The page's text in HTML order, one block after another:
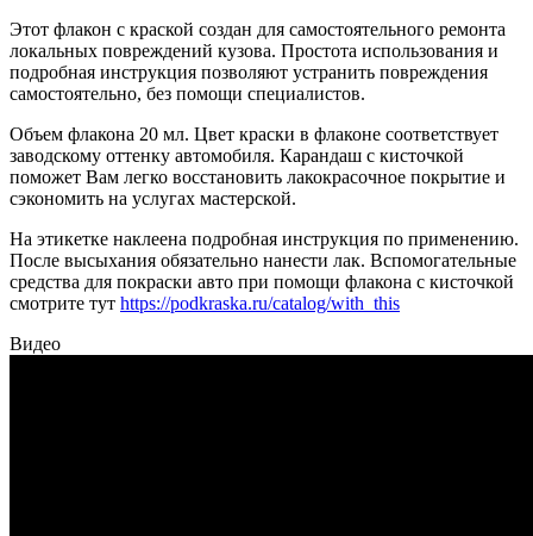
Этот флакон с краской создан для самостоятельного ремонта
локальных повреждений кузова. Простота использования и
подробная инструкция позволяют устранить повреждения
самостоятельно, без помощи специалистов.
Объем флакона 20 мл. Цвет краски в флаконе соответствует
заводскому оттенку автомобиля. Карандаш с кисточкой
поможет Вам легко восстановить лакокрасочное покрытие и
сэкономить на услугах мастерской.
На этикетке наклеена подробная инструкция по применению.
После высыхания обязательно нанести лак. Вспомогательные
средства для покраски авто при помощи флакона с кисточкой
смотрите тут https://podkraska.ru/catalog/with_this
Видео